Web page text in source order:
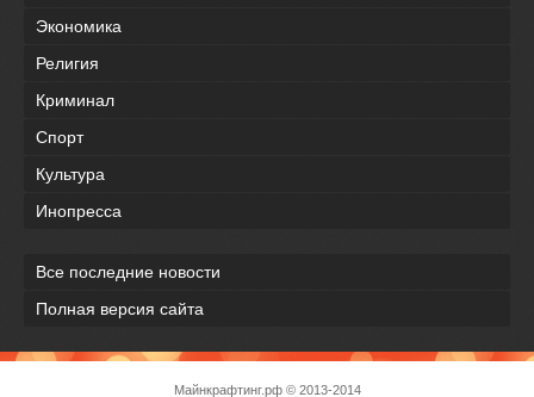
Экономика
Религия
Криминал
Спорт
Культура
Инопресса
Все последние новости
Полная версия сайта
Майнкрафтинг.рф© 2013-2014